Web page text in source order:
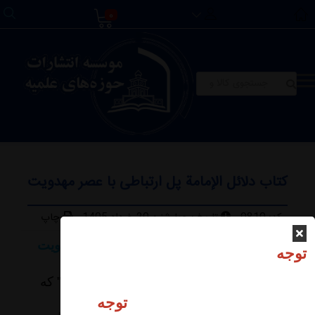
توجه
توجه
کد:9810 تاریخ :چهارشنبه 20 خرداد 1405
به گزارش پایگاه اطلاع رسانی نشر حوزه
توسط دکتر علیرضا زکی‌زاده رنانی و نیما